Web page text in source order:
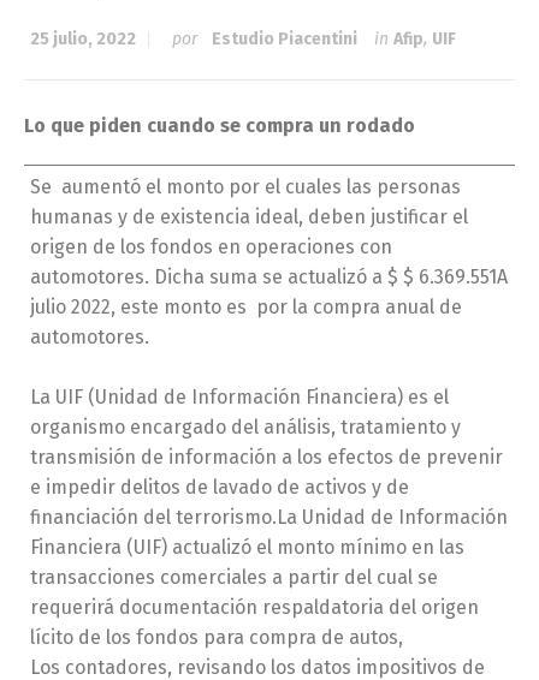
25 julio, 2022 por Estudio Piacentini in Afip, UIF
Lo que piden cuando se compra un rodado
Se aumentó el monto por el cuales las personas
humanas y de existencia ideal, deben justificar el
origen de los fondos en operaciones con
automotores. Dicha suma se actualizó a $ $ 6.369.551A
julio 2022, este monto es por la compra anual de
automotores.
La UIF (Unidad de Información Financiera) es el
organismo encargado del análisis, tratamiento y
transmisión de información a los efectos de prevenir
e impedir delitos de lavado de activos y de
financiación del terrorismo.La Unidad de Información
Financiera (UIF) actualizó el monto mínimo en las
transacciones comerciales a partir del cual se
requerirá documentación respaldatoria del origen
lícito de los fondos para compra de autos,
Los contadores, revisando los datos impositivos de